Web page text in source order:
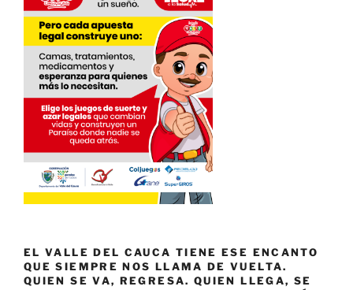
EL VALLE DEL CAUCA TIENE ESE ENCANTO
QUE SIEMPRE NOS LLAMA DE VUELTA.
QUIEN SE VA, REGRESA. QUIEN LLEGA, SE